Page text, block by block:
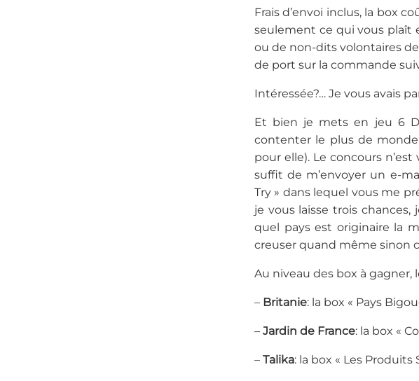
Frais d’envoi inclus, la box
seulement ce qui vous plaît
ou de non-dits volontaires
de port sur la commande
Intéressée?… Je vous avais
Et bien je mets en jeu 6
contenter le plus de
pour elle). Le concours
suffit de m’envoyer un e-
Try » dans lequel vous me
je vous laisse trois
quel pays est originaire la
creuser quand même sinon
Au niveau des box à gagner,
– Britanie: la box « Pays
– Jardin de France: la box «
– Talika: la box « Les Produits